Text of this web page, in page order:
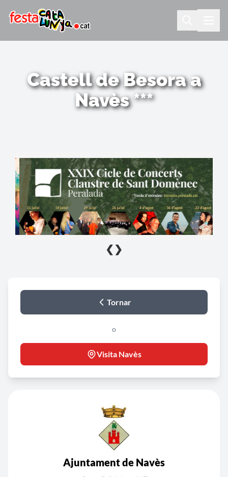
Castell de Besora a
Navès ***
❮ ❯
Tornar
o
Visita Navès
Ajuntament de Navès